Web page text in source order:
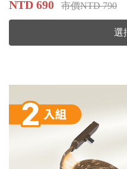
NTD 690 市價NTD 790
選